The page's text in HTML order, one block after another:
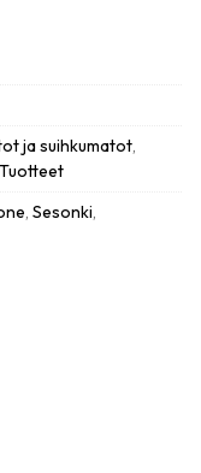
ja suihkumatot,
Tuotteet
, Sesonki,